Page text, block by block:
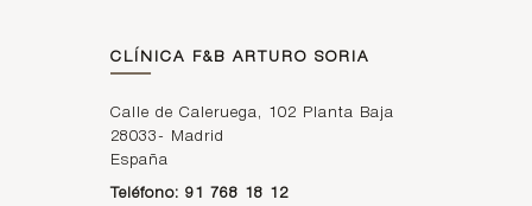
CLÍNICA F&B ARTURO SORIA
Calle de Caleruega, 102 Planta Baja
28033-
Madrid
España
Teléfono: 91 768 18 12